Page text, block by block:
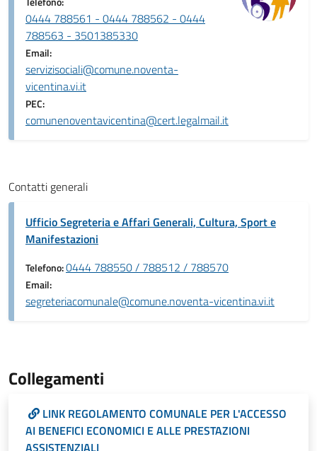
0444 788561 - 0444 788562 - 0444
788563 - 3501385330
Email:
servizisociali@comune.noventa-
vicentina.vi.it
PEC:
comunenoventavicentina@cert.legalmail.it
Contatti generali
Ufficio Segreteria e Affari Generali, Cultura, Sport e
Manifestazioni
Telefono:0444 788550 / 788512 / 788570
Email:
segreteriacomunale@comune.noventa-vicentina.vi.it
Collegamenti
LINK REGOLAMENTO COMUNALE PER L'ACCESSO
AI BENEFICI ECONOMICI E ALLE PRESTAZIONI
ASSISTENZIALI